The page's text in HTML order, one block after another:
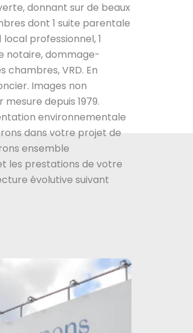
donnant sur de beaux
dont 1 suite parentale
local professionnel, 1
notaire, dommage-
chambres, VRD. En
Images non
depuis 1979.
environnementale
dans votre projet de
ensemble
les prestations de votre
évolutive suivant